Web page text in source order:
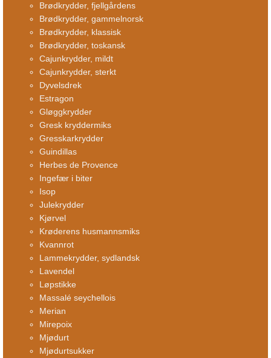
Brødkrydder, fjellgårdens
Brødkrydder, gammelnorsk
Brødkrydder, klassisk
Brødkrydder, toskansk
Cajunkrydder, mildt
Cajunkrydder, sterkt
Dyvelsdrek
Estragon
Gløggkrydder
Gresk kryddermiks
Gresskarkrydder
Guindillas
Herbes de Provence
Ingefær i biter
Isop
Julekrydder
Kjørvel
Krøderens husmannsmiks
Kvannrot
Lammekrydder, sydlandsk
Lavendel
Løpstikke
Massalé seychellois
Merian
Mirepoix
Mjødurt
Mjødurtsukker